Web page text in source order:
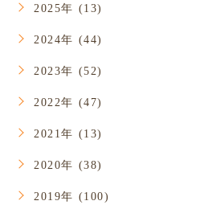
2025年 (13)
2024年 (44)
2023年 (52)
2022年 (47)
2021年 (13)
2020年 (38)
2019年 (100)